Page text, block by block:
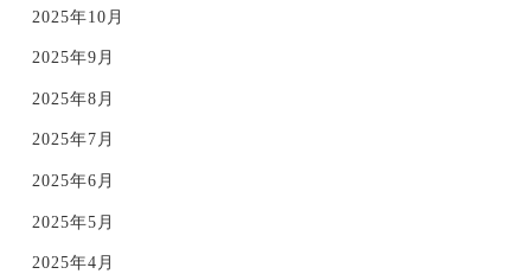
2025年10月
2025年9月
2025年8月
2025年7月
2025年6月
2025年5月
2025年4月